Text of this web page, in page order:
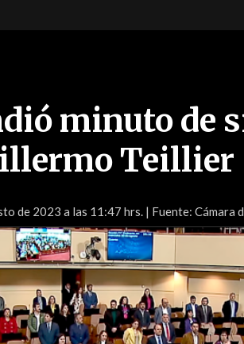
minuto de
Teillier
de 2023 a las 11:47 hrs. | Fuente: Cámara